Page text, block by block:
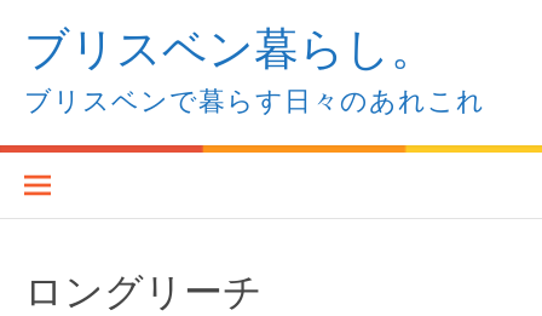
ス
ブリスベン暮らし。
ブリスベンで暮らす日々のあれこれ
ロングリーチ